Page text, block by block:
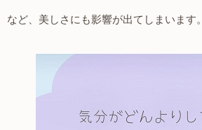
など、美しさにも影響が出てしまいます。